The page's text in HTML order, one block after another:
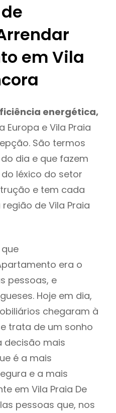
em Vila
energética,
Europa e Vila Praia
São termos
dia e que fazem
léxico do setor
e tem cada
de Vila Praia
era o
pessoas, e
Hoje em dia,
chegaram à
trata de um sonho
decisão mais
é a mais
e a mais
em Vila Praia De
pessoas que, nos